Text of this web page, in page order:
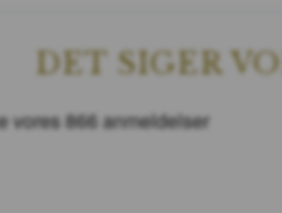
DET SIGER